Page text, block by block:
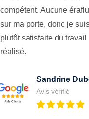
compétent. Aucune
sur ma porte, donc je suis
plutôt satisfaite du travail
réalisé.
Sandrine
Avis vérifié